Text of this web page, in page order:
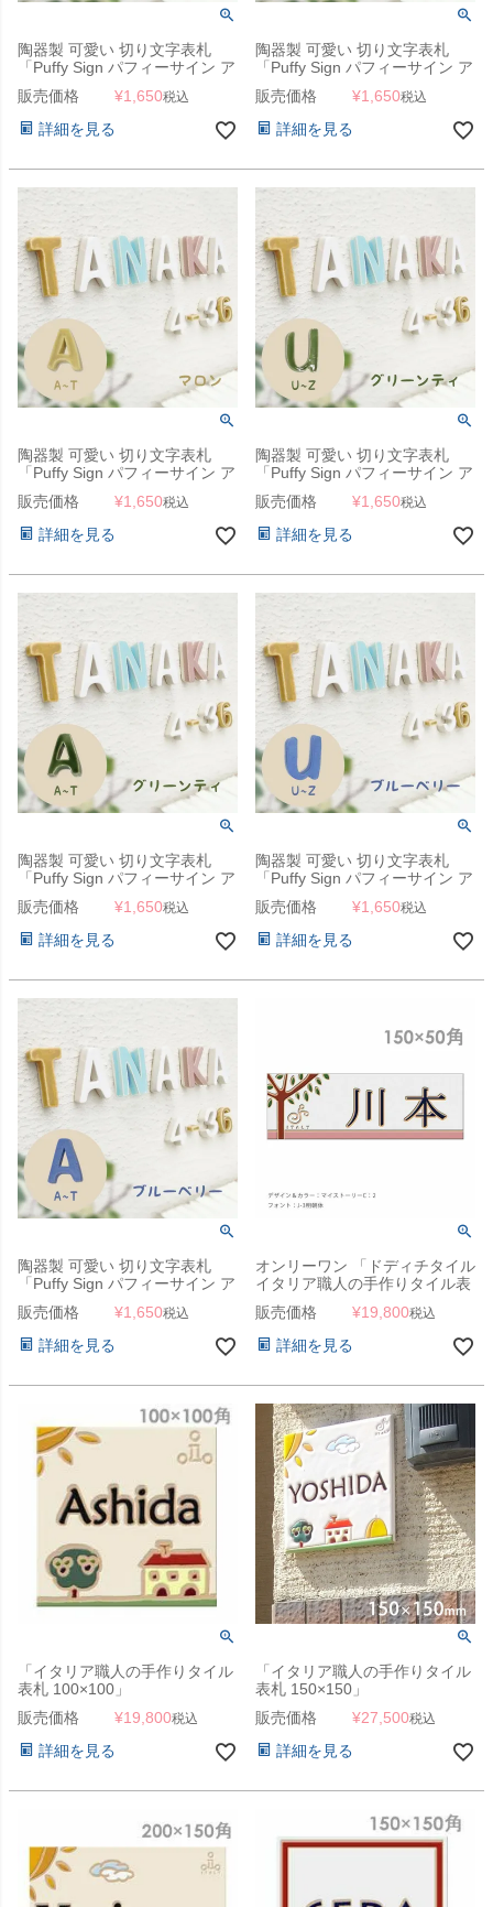
陶器製 可愛い 切り文字表札
「Puffy Sign パフィーサイン ア
ルファベット レモン（A～
T）」
販売価格 ¥1,650税込
詳細を見る
陶器製 可愛い 切り文字表札
「Puffy Sign パフィーサイン ア
ルファベット マロン（U～
Z）」
販売価格 ¥1,650税込
詳細を見る
陶器製 可愛い 切り文字表札
「Puffy Sign パフィーサイン ア
ルファベット マロン（A～
T）」
販売価格 ¥1,650税込
詳細を見る
陶器製 可愛い 切り文字表札
「Puffy Sign パフィーサイン ア
ルファベット グリーンティ（U
～Z）」
販売価格 ¥1,650税込
詳細を見る
陶器製 可愛い 切り文字表札
「Puffy Sign パフィーサイン ア
ルファベット グリーンティ（A
～T）」
販売価格 ¥1,650税込
詳細を見る
陶器製 可愛い 切り文字表札
「Puffy Sign パフィーサイン ア
ルファベット ブルーベリー（U
～Z）」
販売価格 ¥1,650税込
詳細を見る
陶器製 可愛い 切り文字表札
「Puffy Sign パフィーサイン ア
ルファベット ブルーベリー（A
～T）」
販売価格 ¥1,650税込
詳細を見る
オンリーワン 「ドディチタイル
イタリア職人の手作りタイル表
札 150×50」
販売価格 ¥19,800税込
詳細を見る
「イタリア職人の手作りタイル
表札 100×100」
販売価格
¥19,800税込
詳細を見る
「イタリア職人の手作りタイル
表札 150×150」
販売価格
¥27,500税込
詳細を見る